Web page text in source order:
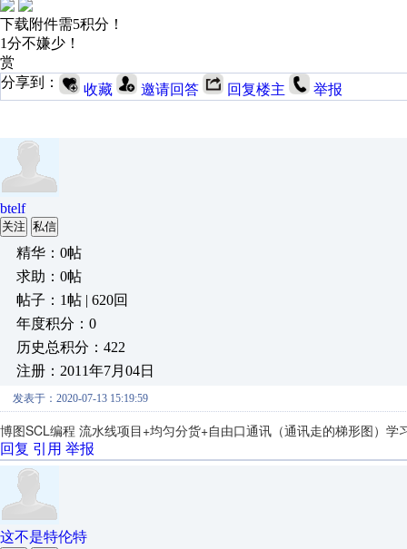
下载附件需5积分！
1分不嫌少！
赏
分享到：
收藏 邀请回答 回复楼主 举报
btelf
关注 私信
精华：0帖
求助：0帖
帖子：1帖 | 620回
年度积分：0
历史总积分：422
注册：2011年7月04日
发表于：2020-07-13 15:19:59
博图SCL编程 流水线项目+均匀分货+自由口通讯（通讯走的梯形图）学
回复 引用 举报
这不是特伦特